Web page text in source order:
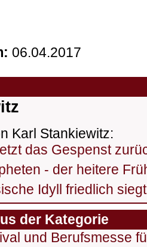
06.04.2017
Karl Stankiewitz:
das Gespenst
- der heitere
Idyll friedlich
der Kategorie
und Berufsmesse